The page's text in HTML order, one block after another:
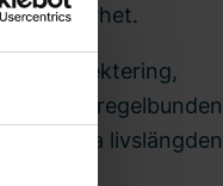
hållbarhet.
projektering,
vi regelbunden
förlänga livslängden